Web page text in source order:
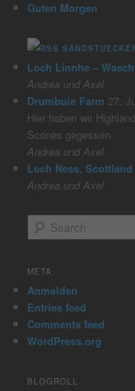
Guten Morgen
Loch Linnhe –
Andrea und Axel
Drumbuie Farm 27.
Hier haben wir
Scones gegessen.
Andrea und Axel
Loch Ness, Scottland
Andrea und Axel
e
r
h
META
Anmelden
Entries feed
Comments feed
WordPress.org
BLOGROLL